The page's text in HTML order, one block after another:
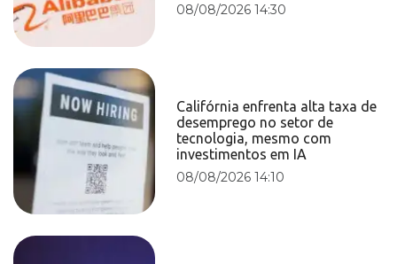
08/08/2026 14:30
Califórnia enfrenta alta taxa de
desemprego no setor de
tecnologia, mesmo com
investimentos em IA
08/08/2026 14:10